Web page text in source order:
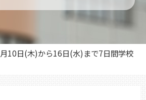
10日(木)から16日(水)まで7日間学校